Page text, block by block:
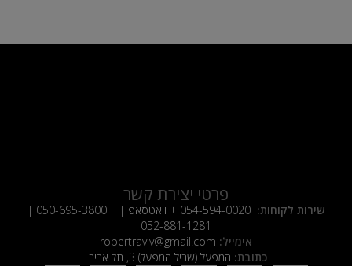
פרטי יצירת קשר
שירות לקוחות: 054-594-0020 + וואטסאפ | 050-695-3800
|
052-881-1281
אימייל: robertraviv@gmail.com
כתובת: המפעל (שביל המפעל) 3, תל אביב